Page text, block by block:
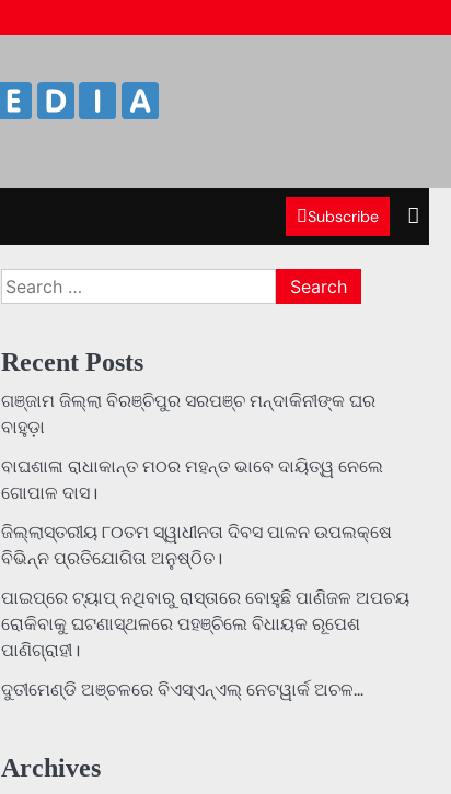
Subscribe
Search
for:
Recent Posts
ଗଞ୍ଜାମ ଜିଲ୍ଲା ବିରଞ୍ଚିପୁର ସରପଞ୍ଚ ମନ୍ଦାକିନୀଙ୍କ ଘର
ବାହୁଡ଼ା
ବାଘଶାଳା ରାଧାକାନ୍ତ ମଠର ମହନ୍ତ ଭାବେ ଦାୟିତ୍ୱ ନେଲେ
ଗୋପାଳ ଦାସ।
ଜିଲ୍ଲାସ୍ତରୀୟ ୮୦ତମ ସ୍ୱାଧୀନତା ଦିବସ ପାଳନ ଉପଲକ୍ଷେ
ବିଭିନ୍ନ ପ୍ରତିଯୋଗିତା ଅନୁଷ୍ଠିତ।
ପାଇପ୍‌ରେ ଟ୍ୟାପ୍‌ ନଥିବାରୁ ରାସ୍ତାରେ ବୋହୁଛି ପାଣିଜଳ ଅପଚୟ
ରୋକିବାକୁ ଘଟଣାସ୍ଥଳରେ ପହଞ୍ଚିଲେ ବିଧାୟକ ରୂପେଶ
ପାଣିଗ୍ରାହୀ।
ଦୁତୀମେଣ୍ଡି ଅଞ୍ଚଳରେ ବିଏସ୍‌ଏନ୍‌ଏଲ୍‌ ନେଟୱାର୍କ ଅଚଳ…
Archives